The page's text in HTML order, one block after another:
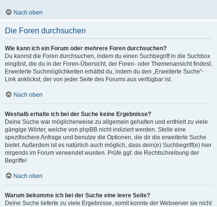
Nach oben
Die Foren durchsuchen
Wie kann ich ein Forum oder mehrere Foren durchsuchen?
Du kannst die Foren durchsuchen, indem du einen Suchbegriff in die Suchbox
eingibst, die du in der Foren-Übersicht, der Foren- oder Themenansicht findest.
Erweiterte Suchmöglichkeiten erhältst du, indem du den „Erweiterte Suche“-
Link anklickst, der von jeder Seite des Forums aus verfügbar ist.
Nach oben
Weshalb erhalte ich bei der Suche keine Ergebnisse?
Deine Suche war möglicherweise zu allgemein gehalten und enthielt zu viele
gängige Wörter, welche von phpBB nicht indiziert werden. Stelle eine
spezifischere Anfrage und benutze die Optionen, die dir die erweiterte Suche
bietet. Außerdem ist es natürlich auch möglich, dass dein(e) Suchbegriff(e) hier
nirgends im Forum verwendet wurden. Prüfe ggf. die Rechtschreibung der
Begriffe!
Nach oben
Warum bekomme ich bei der Suche eine leere Seite?
Deine Suche lieferte zu viele Ergebnisse, somit konnte der Webserver sie nicht